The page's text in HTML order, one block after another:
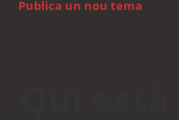
Publica un nou tema